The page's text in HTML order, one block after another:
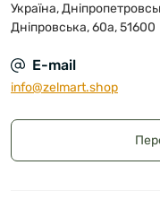
Україна,
Дніпровська, 60а, 51600
E-mail
info@zelmart.shop